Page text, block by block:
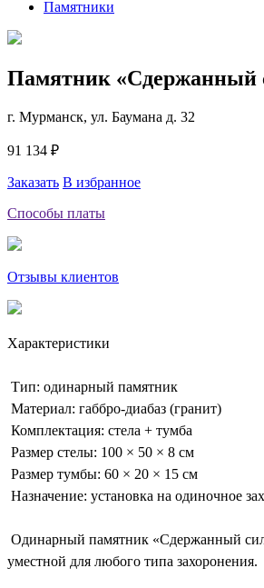
Памятники
Памятник «Сдержанный
г. Мурманск, ул. Баумана д. 32
91 134 ₽
Заказать В избранное
Способы платы
Отзывы клиентов
Характеристики
Тип: одинарный памятник
Материал: габбро-диабаз (гранит)
Комплектация: стела + тумба
Размер стелы: 100 × 50 × 8 см
Размер тумбы: 60 × 20 × 15 см
Назначение: установка на одиночное
Одинарный памятник «Сдержанный
уместной для любого типа захоронения.